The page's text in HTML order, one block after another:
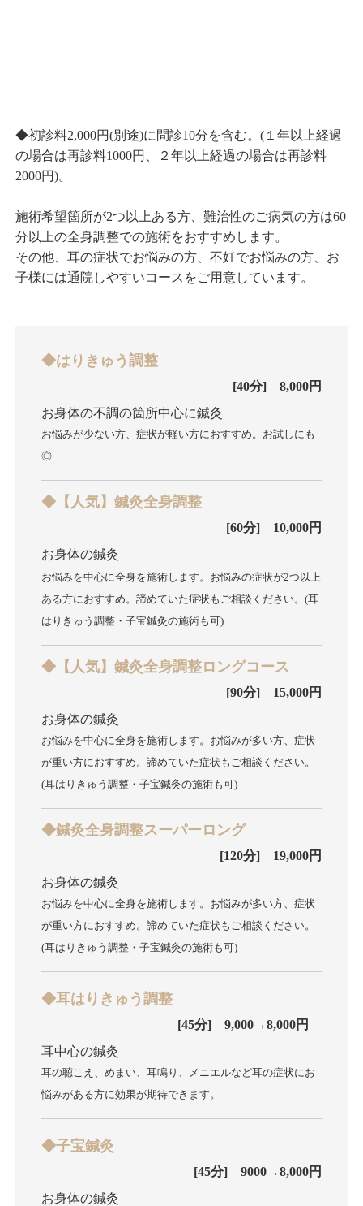
◆初診料2,000円(別途)に問診10分を含む。(１年以上経過
の場合は再診料1000円、２年以上経過の場合は再診料
2000円)。
施術希望箇所が2つ以上ある方、難治性のご病気の方は60
分以上の全身調整での施術をおすすめします。
その他、耳の症状でお悩みの方、不妊でお悩みの方、お
子様には通院しやすいコースをご用意しています。
◆はりきゅう調整
[40分] 8,000円
お身体の不調の箇所中心に鍼灸
お悩みが少ない方、症状が軽い方におすすめ。お試しにも
◎
◆【人気】鍼灸全身調整
[60分] 10,000円
お身体の鍼灸
お悩みを中心に全身を施術します。お悩みの症状が2つ以上
ある方におすすめ。諦めていた症状もご相談ください。(耳
はりきゅう調整・子宝鍼灸の施術も可)
◆【人気】鍼灸全身調整ロングコース
[90分] 15,000円
お身体の鍼灸
お悩みを中心に全身を施術します。お悩みが多い方、症状
が重い方におすすめ。諦めていた症状もご相談ください。
(耳はりきゅう調整・子宝鍼灸の施術も可)
◆鍼灸全身調整スーパーロング
[120分] 19,000円
お身体の鍼灸
お悩みを中心に全身を施術します。お悩みが多い方、症状
が重い方におすすめ。諦めていた症状もご相談ください。
(耳はりきゅう調整・子宝鍼灸の施術も可)
◆耳はりきゅう調整
[45分] 9,000→8,000円
耳中心の鍼灸
耳の聴こえ、めまい、耳鳴り、メニエルなど耳の症状にお
悩みがある方に効果が期待できます。
◆子宝鍼灸
[45分] 9000→8,000円
お身体の鍼灸